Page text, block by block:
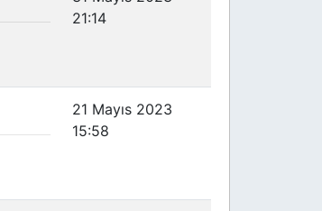
21:14
21 Mayıs 2023
15:58